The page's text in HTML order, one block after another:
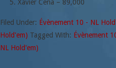
Xavier Cena – 89,000
Filed Under: Évènement 10 - NL
Hold'em) Tagged With: Évènement
NL Hold'em)